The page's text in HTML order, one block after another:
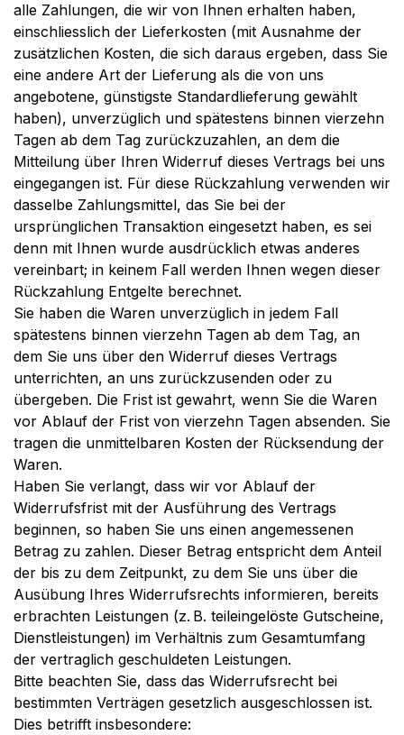
alle Zahlungen, die wir von Ihnen erhalten haben,
einschliesslich der Lieferkosten (mit Ausnahme der
zusätzlichen Kosten, die sich daraus ergeben, dass Sie
eine andere Art der Lieferung als die von uns
angebotene, günstigste Standardlieferung gewählt
haben), unverzüglich und spätestens binnen vierzehn
Tagen ab dem Tag zurückzuzahlen, an dem die
Mitteilung über Ihren Widerruf dieses Vertrags bei uns
eingegangen ist. Für diese Rückzahlung verwenden wir
dasselbe Zahlungsmittel, das Sie bei der
ursprünglichen Transaktion eingesetzt haben, es sei
denn mit Ihnen wurde ausdrücklich etwas anderes
vereinbart; in keinem Fall werden Ihnen wegen dieser
Rückzahlung Entgelte berechnet.
Sie haben die Waren unverzüglich in jedem Fall
spätestens binnen vierzehn Tagen ab dem Tag, an
dem Sie uns über den Widerruf dieses Vertrags
unterrichten, an uns zurückzusenden oder zu
übergeben. Die Frist ist gewahrt, wenn Sie die Waren
vor Ablauf der Frist von vierzehn Tagen absenden. Sie
tragen die unmittelbaren Kosten der Rücksendung der
Waren.
Haben Sie verlangt, dass wir vor Ablauf der
Widerrufsfrist mit der Ausführung des Vertrags
beginnen, so haben Sie uns einen angemessenen
Betrag zu zahlen. Dieser Betrag entspricht dem Anteil
der bis zu dem Zeitpunkt, zu dem Sie uns über die
Ausübung Ihres Widerrufsrechts informieren, bereits
erbrachten Leistungen (z. B. teileingelöste Gutscheine,
Dienstleistungen) im Verhältnis zum Gesamtumfang
der vertraglich geschuldeten Leistungen.
Bitte beachten Sie, dass das Widerrufsrecht bei
bestimmten Verträgen gesetzlich ausgeschlossen ist.
Dies betrifft insbesondere: